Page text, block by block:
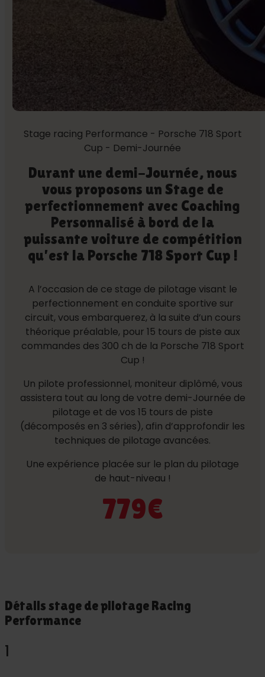
Stage racing Performance - Porsche 718 Sport
Cup - Demi-Journée
Durant une demi-Journée, nous
vous proposons un Stage de
perfectionnement avec Coaching
Personnalisé à bord de la
puissante voiture de compétition
qu’est la Porsche 718 Sport Cup !
A l’occasion de ce stage de pilotage visant le
perfectionnement en conduite sportive sur
circuit, vous embarquerez, à la suite d’un cours
théorique préalable, pour 15 tours de piste aux
commandes des 300 ch de la Porsche 718 Sport
Cup !
Un pilote professionnel, moniteur diplômé, vous
assistera tout au long de votre demi-Journée de
pilotage et de vos 15 tours de piste
(décomposés en 3 séries), afin d’approfondir les
techniques de pilotage avancées.
Une expérience placée sur le plan du pilotage
de haut-niveau !
779€
Détails stage de pilotage Racing
Performance
1